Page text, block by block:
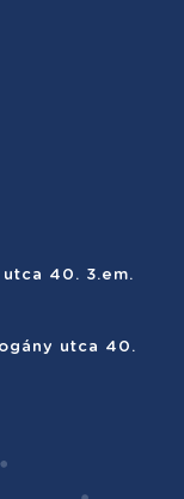
utca 40. 3.em.
utca 40.